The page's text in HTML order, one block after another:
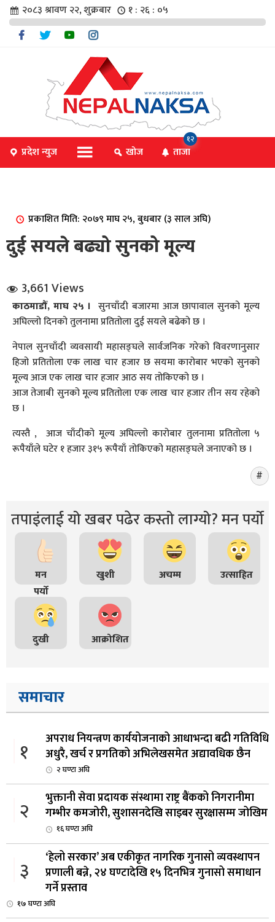
संवाद
२०८३ श्रावण २२, शुक्रबार १ : २६ : ०५
प्रदेश न्युज खोज ताजा
१२
प्रकाशित मिति: २०७९ माघ २५, बुधबार (३ साल अघि)
दुई सयले बढ्यो सुनको मूल्य
3,661 Views
काठमाडौँ, माघ २५ । सुनचाँदी बजारमा आज छापावाल सुनको मूल्य
अघिल्लो दिनको तुलनामा प्रतितोला दुई सयले बढेको छ ।
नेपाल सुनचाँदी व्यवसायी महासङ्घले सार्वजनिक गरेको विवरणानुसार
हिजो प्रतितोला एक लाख चार हजार छ सयमा कारोबार भएको सुनको
मूल्य आज एक लाख चार हजार आठ सय तोकिएको छ ।
आज तेजाबी सुनको मूल्य प्रतितोला एक लाख चार हजार तीन सय रहेको
छ ।
त्यस्तै , आज चाँदीको मूल्य अघिल्लो कारोबार तुलनामा प्रतितोला ५
रूपैयाँले घटेर १ हजार ३१५ रूपैयाँ तोकिएको महासङ्घले जनाएको छ ।
तपाइंलाई यो खबर पढेर कस्तो लाग्यो? मन पर्यो
मन
पर्यो
खुशी अचम्म उत्साहित
दुखी आक्रोशित
समाचार
१
अपराध नियन्त्रण कार्ययोजनाको आधाभन्दा बढी गतिविधि
अधुरै, खर्च र प्रगतिको अभिलेखसमेत अद्यावधिक छैन
२ घण्टा अघि
२
भुक्तानी सेवा प्रदायक संस्थामा राष्ट्र बैंकको निगरानीमा
गम्भीर कमजोरी, सुशासनदेखि साइबर सुरक्षासम्म जोखिम
१६ घण्टा अघि
३
‘हेलो सरकार’ अब एकीकृत नागरिक गुनासो व्यवस्थापन
प्रणाली बन्ने, २४ घण्टादेखि १५ दिनभित्र गुनासो समाधान
गर्ने प्रस्ताव
१७ घण्टा अघि